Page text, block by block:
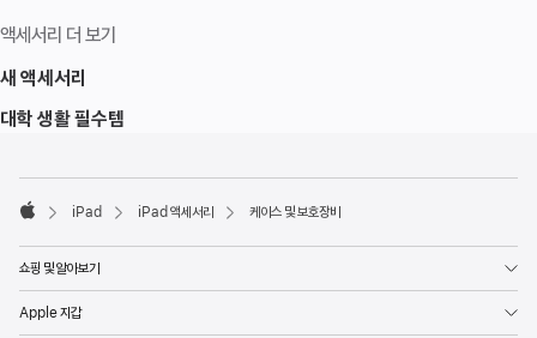
액세서리 더 보기
새 액세서리
대학 생활 필수템
iPad iPad 액세서리 케이스 및 보호장비
쇼핑 및 알아보기
Apple 지갑